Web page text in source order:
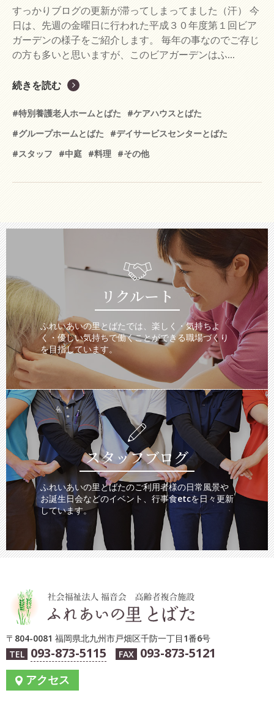
すっかりブログの更新が滞ってしまってました（汗） 今
日は、先週の金曜日に行われた平成３０年度第１回ビア
ガーデンの様子をご紹介します。 毎年の事なのでご存じ
の方も多いと思いますが、このビアガーデンはふ...
続きを読む
#特別養護老人ホームとばた
#ケアハウスとばた
#グループホームとばた
#デイサービスセンターとばた
#スタッフ
#中庭 #料理 #その他
リクルート
ふれいあいの里とばたでは、楽しく・気持ちよ
く・優しい気持ちで働くことができる職場づくり
を目指しています。
スタッフブログ
ふれいあいの里とばたのご利用者様の日常風景や
お誕生日会などのイベント、行事食etcを日々更新
しています。
〒804-0081 福岡県北九州市戸畑区千防一丁目1番6号
TEL 093-873-5115 FAX 093-873-5121
アクセス